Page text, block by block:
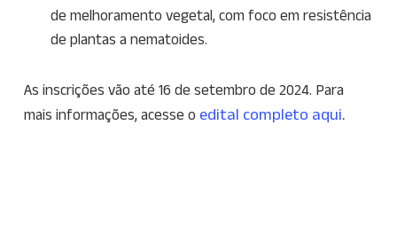
de melhoramento vegetal, com foco em resistência
de plantas a nematoides.
As inscrições vão até 16 de setembro de 2024. Para
mais informações, acesse o edital completo aqui.